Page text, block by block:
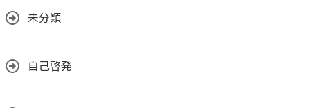
未分類
自己啓発